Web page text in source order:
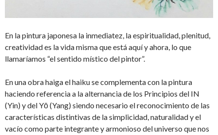
En la pintura japonesa la inmediatez, la espiritualidad, plenitud,
creatividad es la vida misma que está aquí y ahora, lo que
llamaríamos “el sentido místico del pintor”.
En una obra haiga el haiku se complementa con la pintura
haciendo referencia a la alternancia de los Principios del IN
(Yin) y del Yō (Yang) siendo necesario el reconocimiento de las
características distintivas de la simplicidad, naturalidad y el
vacío como parte integrante y armonioso del universo que nos